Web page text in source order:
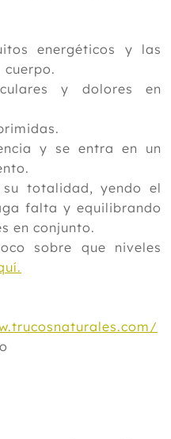
energéticos y las
y dolores en
y se entra en un
totalidad, yendo el
falta y equilibrando
en conjunto.
sobre que niveles